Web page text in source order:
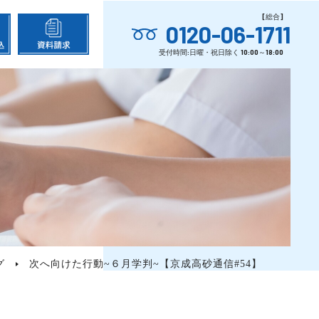
0120-06-1711
次へ向けた行動~６月学判~【京成高砂通信#54】